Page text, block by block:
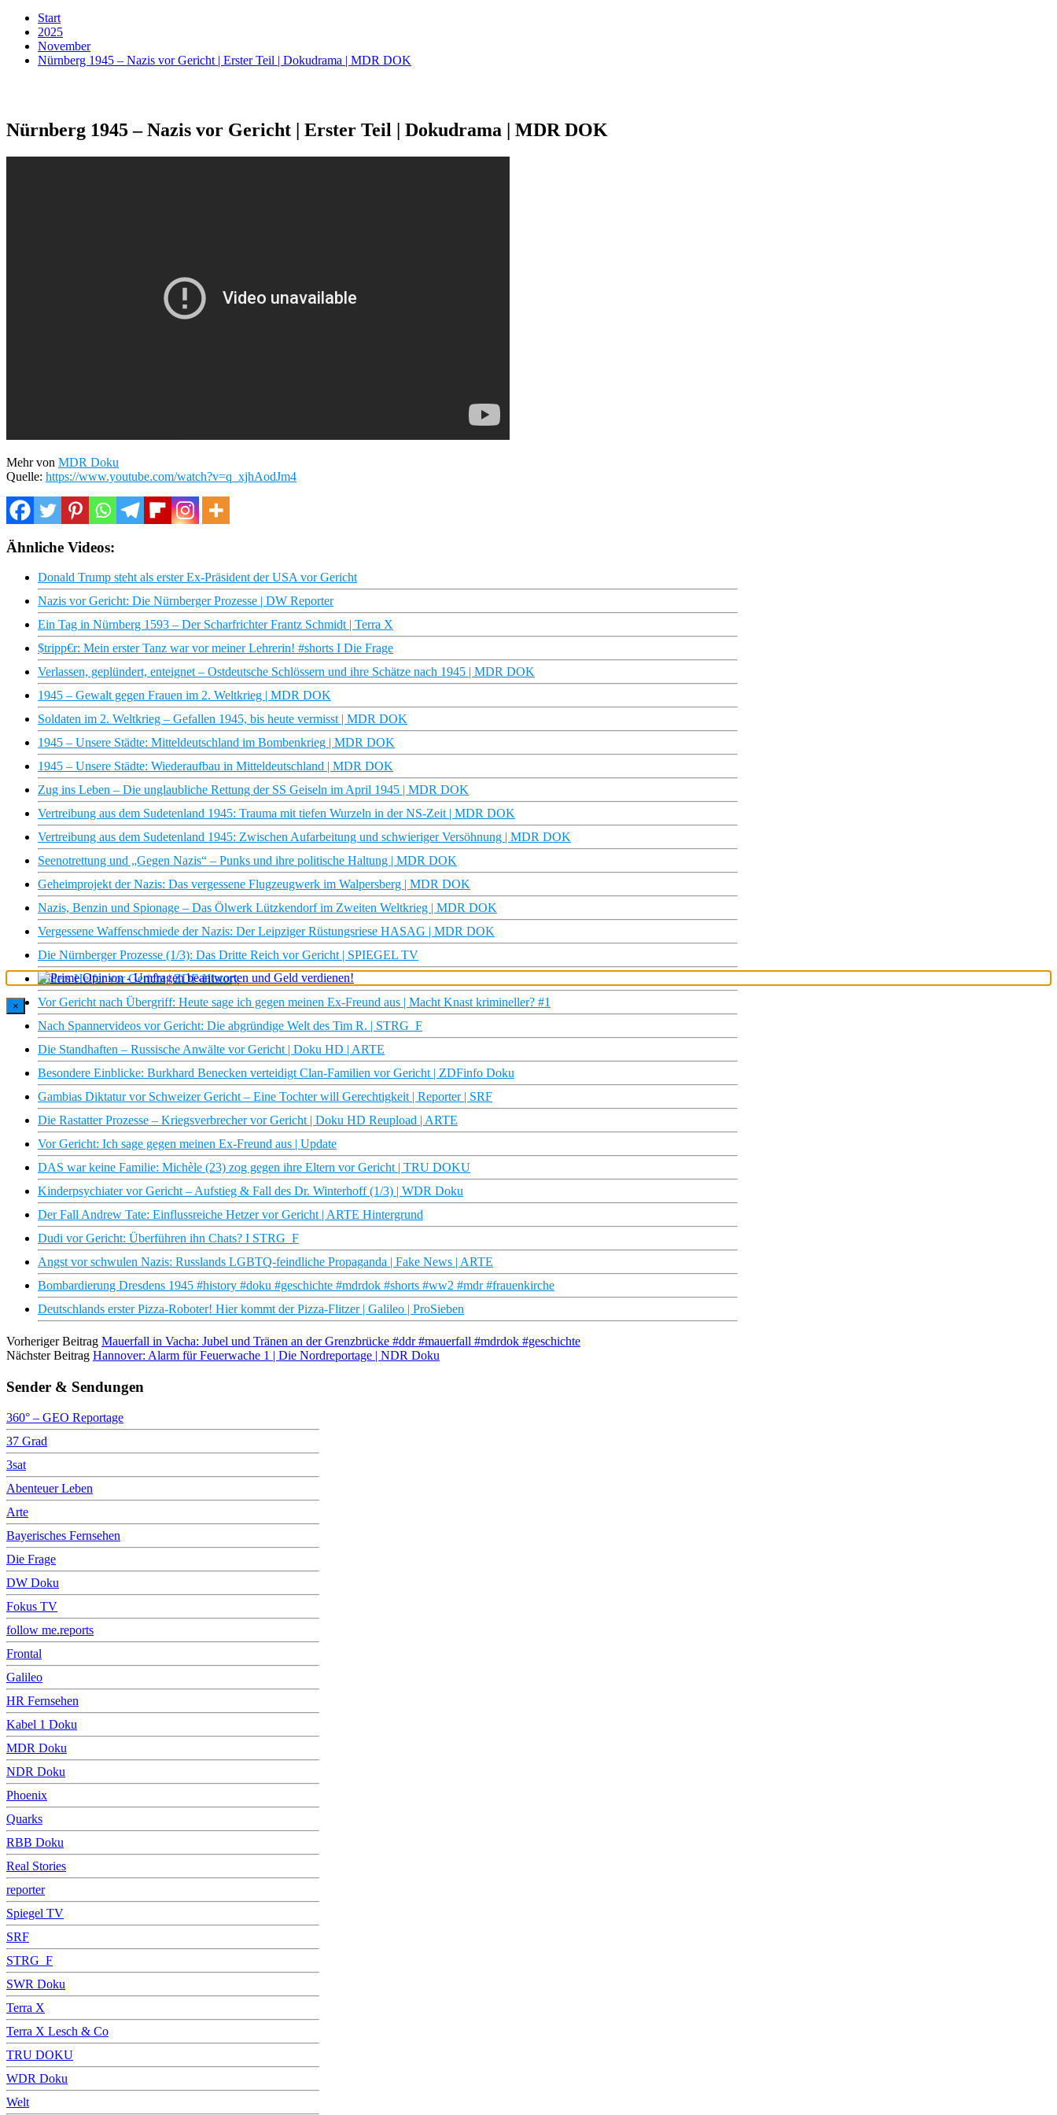
Start
2025
November
Nürnberg 1945 – Nazis vor Gericht | Erster Teil | Dokudrama | MDR DOK
Nürnberg 1945 – Nazis vor Gericht | Erster Teil | Dokudrama | MDR DOK
Mehr von MDR Doku
Quelle: https://www.youtube.com/watch?v=q_xjhAodJm4
Ähnliche Videos:
Donald Trump steht als erster Ex-Präsident der USA vor Gericht
Nazis vor Gericht: Die Nürnberger Prozesse | DW Reporter
Ein Tag in Nürnberg 1593 – Der Scharfrichter Frantz Schmidt | Terra X
$tripp€r: Mein erster Tanz war vor meiner Lehrerin! #shorts I Die Frage
Verlassen, geplündert, enteignet – Ostdeutsche Schlössern und ihre Schätze nach 1945 | MDR DOK
1945 – Gewalt gegen Frauen im 2. Weltkrieg | MDR DOK
Soldaten im 2. Weltkrieg – Gefallen 1945, bis heute vermisst | MDR DOK
1945 – Unsere Städte: Mitteldeutschland im Bombenkrieg | MDR DOK
1945 – Unsere Städte: Wiederaufbau in Mitteldeutschland | MDR DOK
Zug ins Leben – Die unglaubliche Rettung der SS Geiseln im April 1945 | MDR DOK
Vertreibung aus dem Sudetenland 1945: Trauma mit tiefen Wurzeln in der NS-Zeit | MDR DOK
Vertreibung aus dem Sudetenland 1945: Zwischen Aufarbeitung und schwieriger Versöhnung | MDR DOK
Seenotrettung und „Gegen Nazis“ – Punks und ihre politische Haltung | MDR DOK
Geheimprojekt der Nazis: Das vergessene Flugzeugwerk im Walpersberg | MDR DOK
Nazis, Benzin und Spionage – Das Ölwerk Lützkendorf im Zweiten Weltkrieg | MDR DOK
Vergessene Waffenschmiede der Nazis: Der Leipziger Rüstungsriese HASAG | MDR DOK
Die Nürnberger Prozesse (1/3): Das Dritte Reich vor Gericht | SPIEGEL TV
Hitlers Helfer vor Gericht | ZDF-History
Vor Gericht nach Übergriff: Heute sage ich gegen meinen Ex-Freund aus | Macht Knast krimineller? #1
Nach Spannervideos vor Gericht: Die abgründige Welt des Tim R. | STRG_F
Die Standhaften – Russische Anwälte vor Gericht | Doku HD | ARTE
Besondere Einblicke: Burkhard Benecken verteidigt Clan-Familien vor Gericht | ZDFinfo Doku
Gambias Diktatur vor Schweizer Gericht – Eine Tochter will Gerechtigkeit | Reporter | SRF
Die Rastatter Prozesse – Kriegsverbrecher vor Gericht | Doku HD Reupload | ARTE
Vor Gericht: Ich sage gegen meinen Ex-Freund aus | Update
DAS war keine Familie: Michèle (23) zog gegen ihre Eltern vor Gericht | TRU DOKU
Kinderpsychiater vor Gericht – Aufstieg & Fall des Dr. Winterhoff (1/3) | WDR Doku
Der Fall Andrew Tate: Einflussreiche Hetzer vor Gericht | ARTE Hintergrund
Dudi vor Gericht: Überführen ihn Chats? I STRG_F
Angst vor schwulen Nazis: Russlands LGBTQ-feindliche Propaganda | Fake News | ARTE
Bombardierung Dresdens 1945 #history #doku #geschichte #mdrdok #shorts #ww2 #mdr #frauenkirche
Deutschlands erster Pizza-Roboter! Hier kommt der Pizza-Flitzer | Galileo | ProSieben
Vorheriger Beitrag Mauerfall in Vacha: Jubel und Tränen an der Grenzbrücke #ddr #mauerfall #mdrdok #geschichte
Nächster Beitrag Hannover: Alarm für Feuerwache 1 | Die Nordreportage | NDR Doku
Sender & Sendungen
360° – GEO Reportage
37 Grad
3sat
Abenteuer Leben
Arte
Bayerisches Fernsehen
Die Frage
DW Doku
Fokus TV
follow me.reports
Frontal
Galileo
HR Fernsehen
Kabel 1 Doku
MDR Doku
NDR Doku
Phoenix
Quarks
RBB Doku
Real Stories
reporter
Spiegel TV
SRF
STRG_F
SWR Doku
Terra X
Terra X Lesch & Co
TRU DOKU
WDR Doku
Welt
×